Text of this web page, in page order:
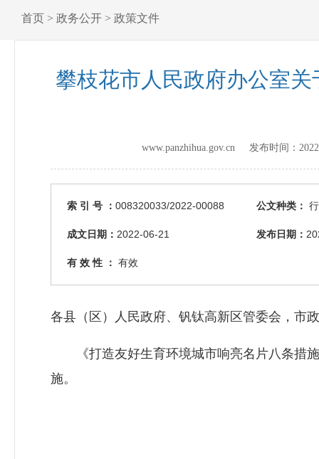
首页 > 政务公开 > 政策文件
攀枝花市人民政府办公室
www.panzhihua.gov.cn 发布时间：
索 引 号 ： 008320033/2022-00088 公文种类：
成文日期： 2022-06-21 发布日期：
有 效 性 ： 有效
各县（区）人民政府、钒钛高新区管委会，市
《打造友好生育环境城市响亮名片八条措施
施。